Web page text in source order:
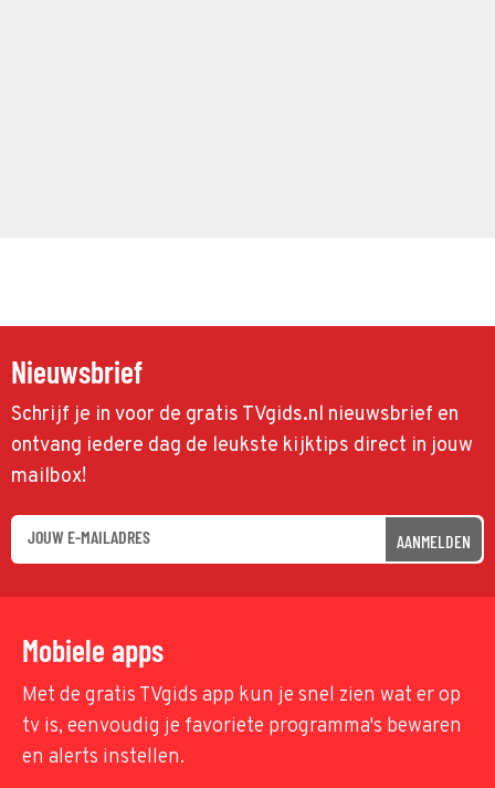
Nieuwsbrief
Schrijf je in voor de gratis TVgids.nl nieuwsbrief en
ontvang iedere dag de leukste kijktips direct in jouw
mailbox!
AANMELDEN
Mobiele apps
Met de gratis TVgids app kun je snel zien wat er op
tv is, eenvoudig je favoriete programma's bewaren
en alerts instellen.